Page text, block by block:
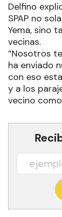
Delfino
SPAP no
Yema, sino
vecinas.
“Nosotros
ha enviado
con eso
y a los
vecino